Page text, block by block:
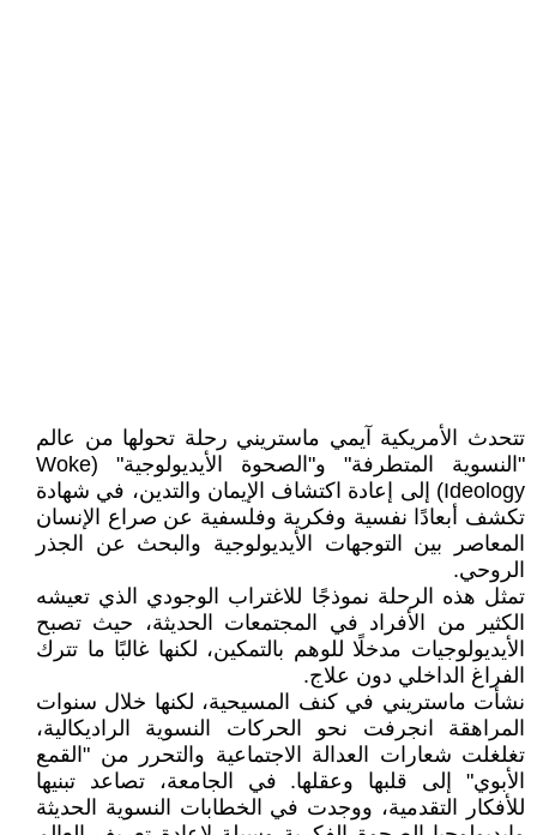
تتحدث الأمريكية آيمي ماستريني رحلة تحولها من عالم
"النسوية المتطرفة" و"الصحوة الأيديولوجية" (Woke
Ideology) إلى إعادة اكتشاف الإيمان والتدين، في شهادة
تكشف أبعادًا نفسية وفكرية وفلسفية عن صراع الإنسان
المعاصر بين التوجهات الأيديولوجية والبحث عن الجذر
الروحي.
تمثل هذه الرحلة نموذجًا للاغتراب الوجودي الذي تعيشه
الكثير من الأفراد في المجتمعات الحديثة، حيث تصبح
الأيديولوجيات مدخلًا للوهم بالتمكين، لكنها غالبًا ما تترك
الفراغ الداخلي دون علاج.
نشأت ماستريني في كنف المسيحية، لكنها خلال سنوات
المراهقة انجرفت نحو الحركات النسوية الراديكالية،
تغلغلت شعارات العدالة الاجتماعية والتحرر من "القمع
الأبوي" إلى قلبها وعقلها. في الجامعة، تصاعد تبنيها
للأفكار التقدمية، ووجدت في الخطابات النسوية الحديثة